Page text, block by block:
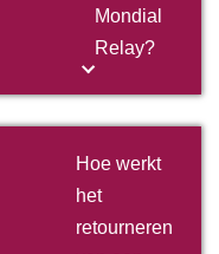
Mondial
Relay?
Hoe werkt
het
retourneren